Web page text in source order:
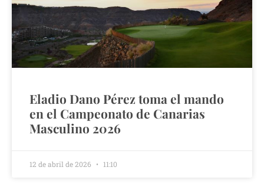
Eladio Dano Pérez toma el mando
en el Campeonato de Canarias
Masculino 2026
12 de abril de 2026 11:10